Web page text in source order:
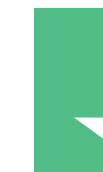
Payez à